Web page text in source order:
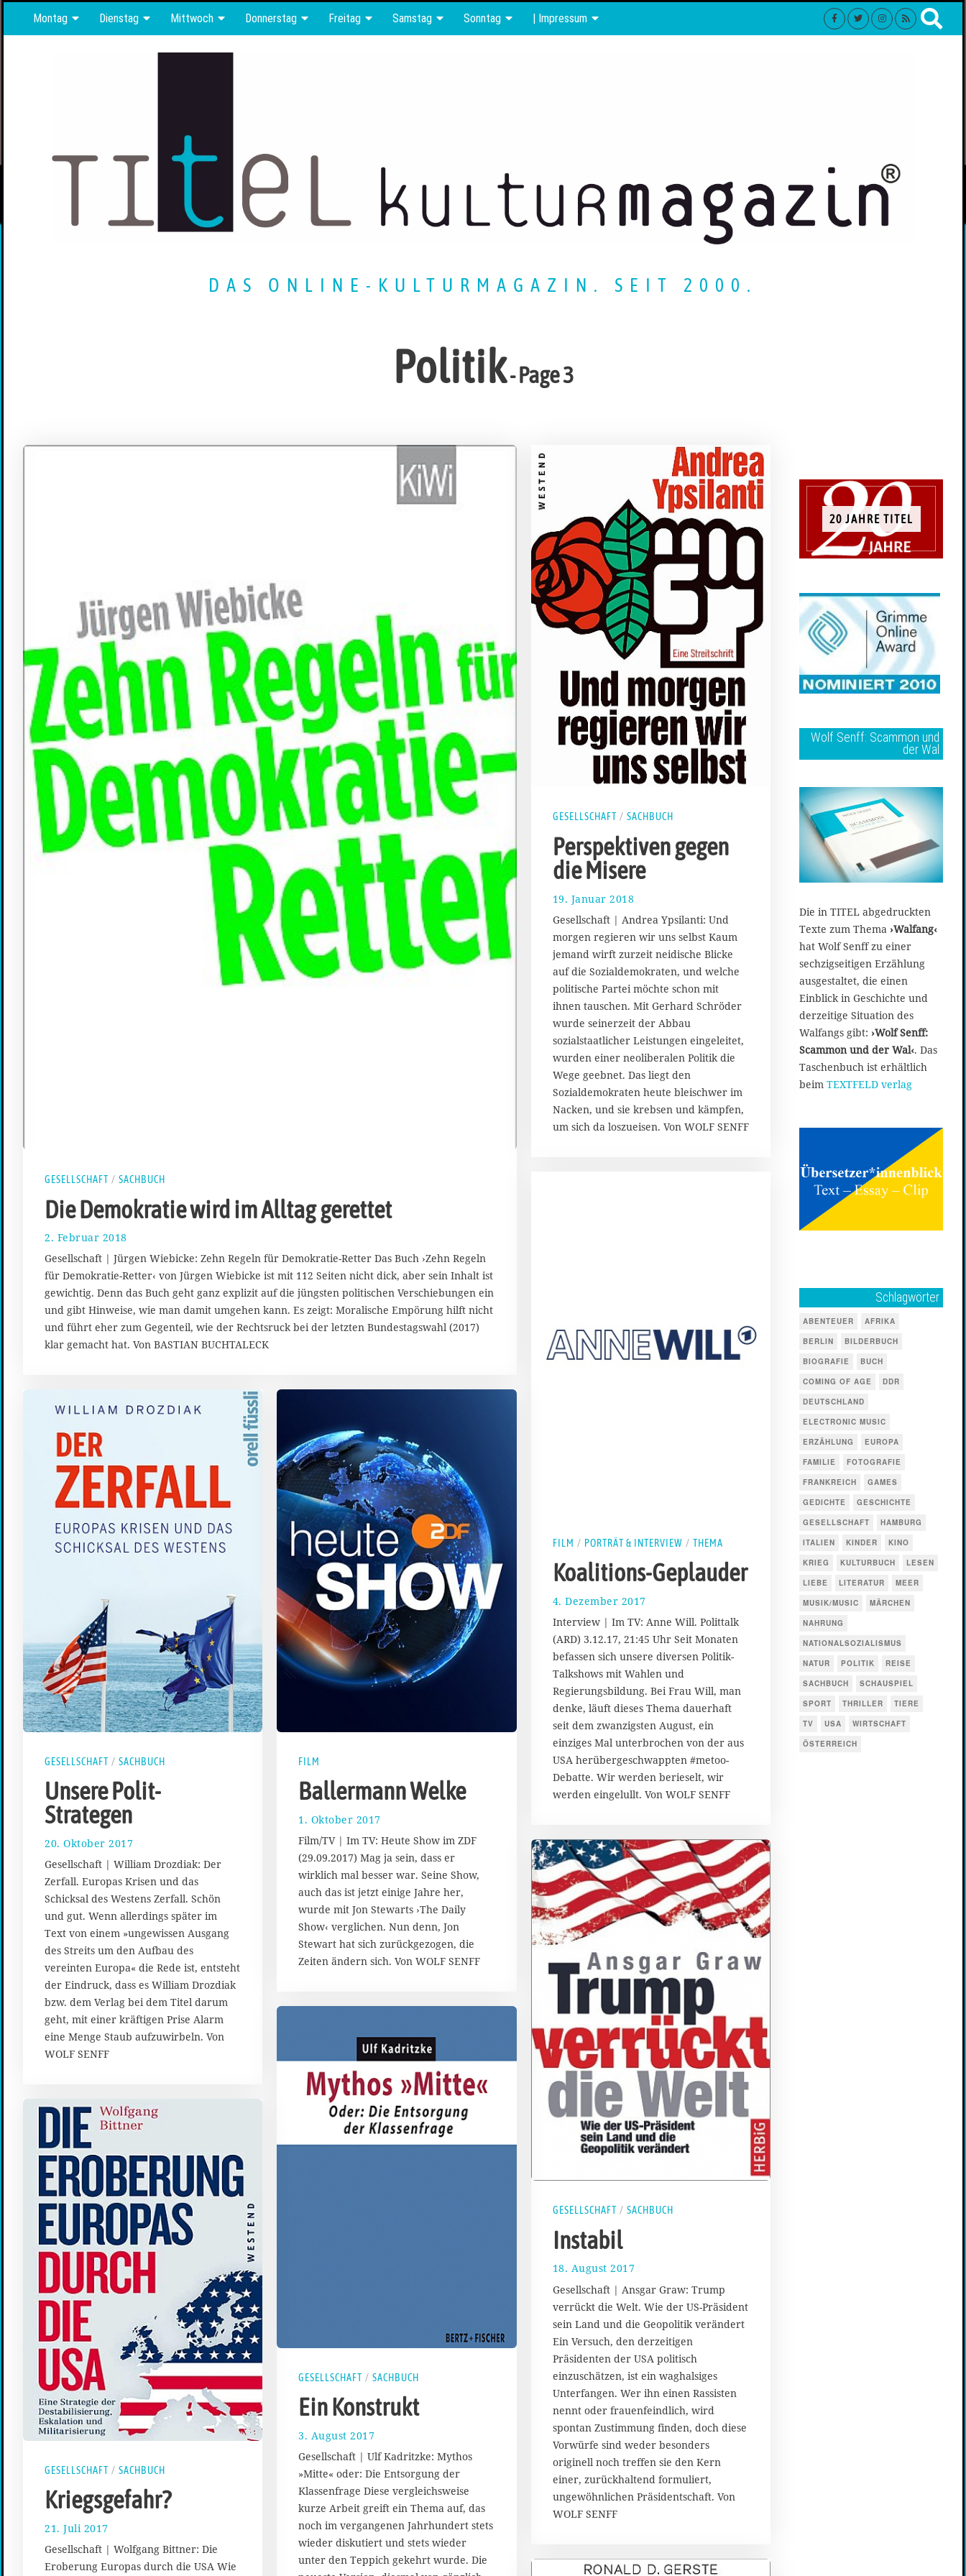
Montag Dienstag Mittwoch Donnerstag Freitag Samstag Sonntag | Impressum
DAS ONLINE-KULTURMAGAZIN. SEIT 2000.
Politik- Page 3
GESELLSCHAFT / SACHBUCH
Die Demokratie wird im Alltag gerettet
2. Februar 2018
.
M
a
i
2
1
Gesellschaft | Jürgen Wiebicke: Zehn Regeln für Demokratie-Retter Das Buch ›Zehn Regeln
für Demokratie-Retter‹ von Jürgen Wiebicke ist mit 112 Seiten nicht dick, aber sein Inhalt ist
gewichtig. Denn das Buch geht ganz explizit auf die jüngsten politischen Verschiebungen ein
und gibt Hinweise, wie man damit umgehen kann. Es zeigt: Moralische Empörung hilft nicht
und führt eher zum Gegenteil, wie der Rechtsruck bei der letzten Bundestagswahl (2017)
klar gemacht hat. Von BASTIAN BUCHTALECK
GESELLSCHAFT / SACHBUCH
Perspektiven gegen
die Misere
19. Januar 2018
1
.
M
a
i
2
1
8
Gesellschaft | Andrea Ypsilanti: Und
morgen regieren wir uns selbst Kaum
jemand wirft zurzeit neidische Blicke
auf die Sozialdemokraten, und welche
politische Partei möchte schon mit
ihnen tauschen. Mit Gerhard Schröder
wurde seinerzeit der Abbau
sozialstaatlicher Leistungen eingeleitet,
wurden einer neoliberalen Politik die
Wege geebnet. Das liegt den
Sozialdemokraten heute bleischwer im
Nacken, und sie krebsen und kämpfen,
um sich da loszueisen. Von WOLF SENFF
FILM / PORTRÄT & INTERVIEW / THEMA
Koalitions-Geplauder
4. Dezember 2017
1
.
M
a
i
2
0
1
8
Interview | Im TV: Anne Will. Polittalk
(ARD) 3.12.17, 21:45 Uhr Seit Monaten
befassen sich unsere diversen Politik-
Talkshows mit Wahlen und
Regierungsbildung. Bei Frau Will, man
denke, läuft dieses Thema dauerhaft
seit dem zwanzigsten August, ein
einziges Mal unterbrochen von der aus
USA herübergeschwappten #metoo-
Debatte. Wir werden berieselt, wir
werden eingelullt. Von WOLF SENFF
GESELLSCHAFT / SACHBUCH
Unsere Polit-
Strategen
20. Oktober 2017
1
.
M
a
i
2
1
8
Gesellschaft | William Drozdiak: Der
Zerfall. Europas Krisen und das
Schicksal des Westens Zerfall. Schön
und gut. Wenn allerdings später im
Text von einem »ungewissen Ausgang
des Streits um den Aufbau des
vereinten Europa« die Rede ist, entsteht
der Eindruck, dass es William Drozdiak
bzw. dem Verlag bei dem Titel darum
geht, mit einer kräftigen Prise Alarm
eine Menge Staub aufzuwirbeln. Von
WOLF SENFF
FILM
Ballermann Welke
1. Oktober 2017
.
M
a
i
2
1
8
Film/TV | Im TV: Heute Show im ZDF
(29.09.2017) Mag ja sein, dass er
wirklich mal besser war. Seine Show,
auch das ist jetzt einige Jahre her,
wurde mit Jon Stewarts ›The Daily
Show‹ verglichen. Nun denn, Jon
Stewart hat sich zurückgezogen, die
Zeiten ändern sich. Von WOLF SENFF
GESELLSCHAFT / SACHBUCH
Instabil
18. August 2017
.
M
a
i
2
1
8
Gesellschaft | Ansgar Graw: Trump
verrückt die Welt. Wie der US-Präsident
sein Land und die Geopolitik verändert
Ein Versuch, den derzeitigen
Präsidenten der USA politisch
einzuschätzen, ist ein waghalsiges
Unterfangen. Wer ihn einen Rassisten
nennt oder frauenfeindlich, wird
spontan Zustimmung finden, doch diese
Vorwürfe sind weder besonders
originell noch treffen sie den Kern
einer, zurückhaltend formuliert,
ungewöhnlichen Präsidentschaft. Von
WOLF SENFF
GESELLSCHAFT / SACHBUCH
Ein Konstrukt
3. August 2017
0
.
A
u
g
u
s
t
2
Gesellschaft | Ulf Kadritzke: Mythos
»Mitte« oder: Die Entsorgung der
Klassenfrage Diese vergleichsweise
kurze Arbeit greift ein Thema auf, das
noch im vergangenen Jahrhundert stets
wieder diskutiert und stets wieder
unter den Teppich gekehrt wurde. Die
GESELLSCHAFT / SACHBUCH
Kriegsgefahr?
21. Juli 2017
0
.
A
Gesellschaft | Wolfgang Bittner: Die
Eroberung Europas durch die USA Wie
20 JAHRE TITEL
Wolf Senff: Scammon und
der Wal
Die in TITEL abgedruckten
Texte zum Thema ›Walfang‹
hat Wolf Senff zu einer
sechzigseitigen Erzählung
ausgestaltet, die einen
Einblick in Geschichte und
derzeitige Situation des
Walfangs gibt: ›Wolf Senff:
Scammon und der Wal‹. Das
Taschenbuch ist erhältlich
beim TEXTFELD verlag
Schlagwörter
ABENTEUER
AFRIKA
BERLIN
BILDERBUCH
BIOGRAFIE
BUCH
COMING OF AGE
DDR
DEUTSCHLAND
ELECTRONIC MUSIC
ERZÄHLUNG
EUROPA
FAMILIE
FOTOGRAFIE
FRANKREICH
GAMES
GEDICHTE
GESCHICHTE
GESELLSCHAFT
HAMBURG
ITALIEN
KINDER
KINO
KRIEG
KULTURBUCH
LESEN
LIEBE
LITERATUR
MEER
MUSIK/MUSIC
MÄRCHEN
NAHRUNG
NATIONALSOZIALISMUS
NATUR
POLITIK
REISE
SACHBUCH
SCHAUSPIEL
SPORT
THRILLER
TIERE
TV
USA
WIRTSCHAFT
ÖSTERREICH